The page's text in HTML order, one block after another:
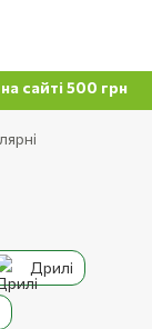
500 грн
Дрилі